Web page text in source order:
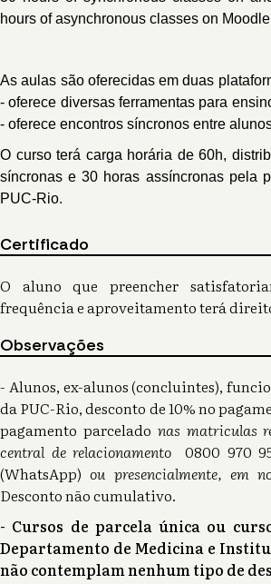
hours of asynchronous classes on
As aulas são oferecidas em duas
- oferece diversas ferramentas para
- oferece encontros síncronos entre
O curso terá carga horária de 60h,
síncronas e 30 horas assíncronas pela
PUC-Rio.
Certificado
O aluno que preencher
frequência e aproveitamento terá
Observações
- Alunos, ex-alunos (concluintes),
da PUC-Rio, desconto de 10% no
pagamento parcelado nas matriculas
central de relacionamento 0800 970
(WhatsApp)ou presencialmente, em
Desconto não cumulativo.
- Cursos de parcela única ou
Departamento de Medicina e
não contemplam nenhum tipo de